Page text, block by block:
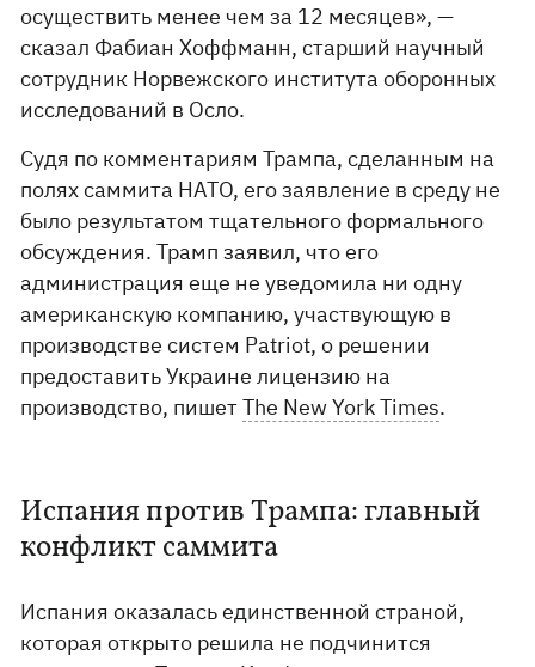
осуществить менее чем за 12 месяцев», —
сказал Фабиан Хоффманн, старший научный
сотрудник Норвежского института оборонных
исследований в Осло.
Судя по комментариям Трампа, сделанным на
полях саммита НАТО, его заявление в среду не
было результатом тщательного формального
обсуждения. Трамп заявил, что его
администрация еще не уведомила ни одну
американскую компанию, участвующую в
производстве систем Patriot, о решении
предоставить Украине лицензию на
производство, пишетThe New York Times.
Испания против Трампа: главный
конфликт саммита
Испания оказалась единственной страной,
которая открыто решила не подчинится